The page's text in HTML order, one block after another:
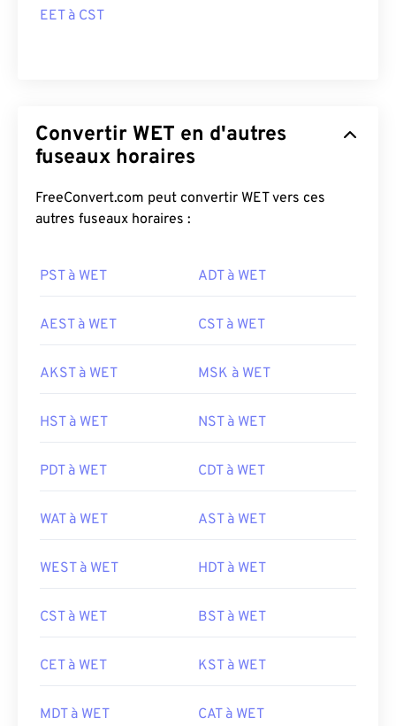
EET à CST
Convertir WET en d'autres
fuseaux horaires
FreeConvert.com peut convertir WET vers ces
autres fuseaux horaires :
PST à WET ADT à WET
AEST à WET CST à WET
AKST à WET MSK à WET
HST à WET NST à WET
PDT à WET CDT à WET
WAT à WET AST à WET
WEST à WET HDT à WET
CST à WET BST à WET
CET à WET KST à WET
MDT à WET CAT à WET